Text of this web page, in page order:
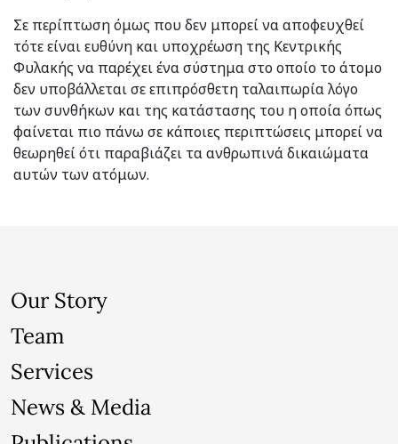
Σε περίπτωση όμως που δεν μπορεί να αποφευχθεί
τότε είναι ευθύνη και υποχρέωση της Κεντρικής
Φυλακής να παρέχει ένα σύστημα στο οποίο το άτομο
δεν υποβάλλεται σε επιπρόσθετη ταλαιπωρία λόγο
των συνθήκων και της κατάστασης του η οποία όπως
φαίνεται πιο πάνω σε κάποιες περιπτώσεις μπορεί να
θεωρηθεί ότι παραβιάζει τα ανθρωπινά δικαιώματα
αυτών των ατόμων.
Our Story
Team
Services
News & Media